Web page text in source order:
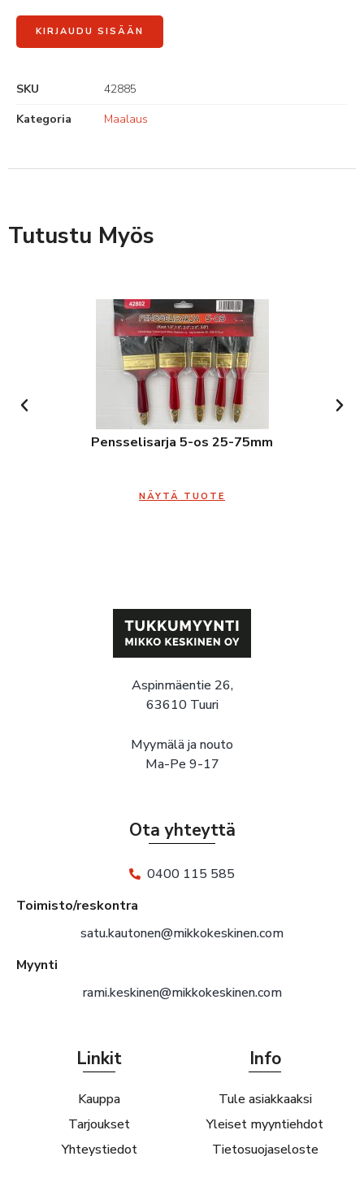
KIRJAUDU SISÄÄN
SKU
42885
Kategoria
Maalaus
Tutustu Myös
Pensselisarja 5-os 25-75mm
NÄYTÄ TUOTE
Aspinmäentie 26,
63610 Tuuri
Myymälä ja nouto
Ma-Pe 9-17
Ota yhteyttä
0400 115 585
Toimisto/reskontra
satu.kautonen@mikkokeskinen.com
Myynti
rami.keskinen@mikkokeskinen.com
Linkit
Kauppa
Tarjoukset
Yhteystiedot
Info
Tule asiakkaaksi
Yleiset myyntiehdot
Tietosuojaseloste